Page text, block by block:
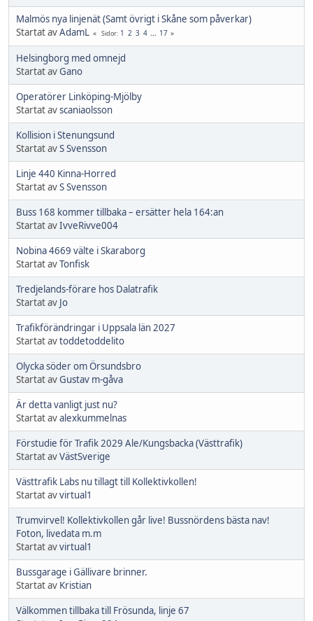
Malmös nya linjenät (Samt övrigt i Skåne som påverkar)
Startat avAdamL Sidor 1 2 3 4 ... 17
Helsingborg med omnejd
Startat avGano
Operatörer Linköping-Mjölby
Startat avscaniaolsson
Kollision i Stenungsund
Startat avS Svensson
Linje 440 Kinna-Horred
Startat avS Svensson
Buss 168 kommer tillbaka – ersätter hela 164:an
Startat avIvveRivve004
Nobina 4669 välte i Skaraborg
Startat avTonfisk
Tredjelands-förare hos Dalatrafik
Startat av Jo
Trafikförändringar i Uppsala län 2027
Startat avtoddetoddelito
Olycka söder om Örsundsbro
Startat avGustav m-gåva
Är detta vanligt just nu?
Startat avalexkummelnas
Förstudie för Trafik 2029 Ale/Kungsbacka (Västtrafik)
Startat avVästSverige
Västtrafik Labs nu tillagt till Kollektivkollen!
Startat avvirtual1
Trumvirvel! Kollektivkollen går live! Bussnördens bästa nav!
Foton, livedata m.m
Startat avvirtual1
Bussgarage i Gällivare brinner.
Startat av Kristian
Välkommen tillbaka till Frösunda, linje 67